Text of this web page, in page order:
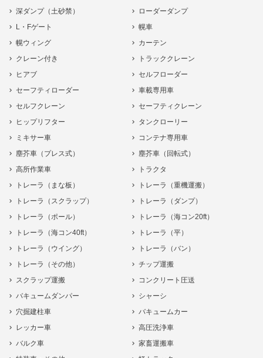
深ダンプ（土砂禁）
ローダーダンプ
L・Fゲート
幌車
幌ウィング
カーテン
クレーン付き
トラッククレーン
ヒアブ
セルフローダー
セーフティローダー
車載専用車
セルフクレーン
セーフティクレーン
ヒップリフター
タンクローリー
ミキサー車
コンテナ専用車
塵芥車（プレス式）
塵芥車（回転式）
高所作業車
トラクタ
トレーラ（まな板）
トレーラ（重機運搬）
トレーラ（スクラップ）
トレーラ（ダンプ）
トレーラ（ポール）
トレーラ（海コン20ft）
トレーラ（海コン40ft）
トレーラ（平）
トレーラ（ウイング）
トレーラ（バン）
トレーラ（その他）
チップ運搬
スクラップ運搬
コンクリート圧送
バキュームダンパー
シャーシ
穴掘建柱車
バキュームカー
レッカー車
高圧洗浄車
バルク車
家畜運搬車